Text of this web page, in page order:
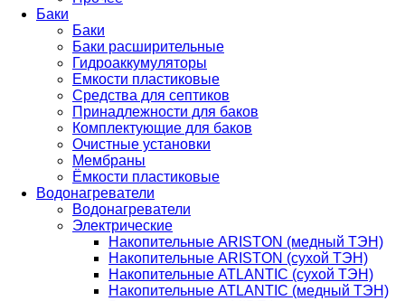
Баки
Баки
Баки расширительные
Гидроаккумуляторы
Емкости пластиковые
Средства для септиков
Принадлежности для баков
Комплектующие для баков
Очистные установки
Мембраны
Ёмкости пластиковые
Водонагреватели
Водонагреватели
Электрические
Накопительные ARISTON (медный ТЭН)
Накопительные ARISTON (сухой ТЭН)
Накопительные ATLANTIC (сухой ТЭН)
Накопительные ATLANTIC (медный ТЭН)